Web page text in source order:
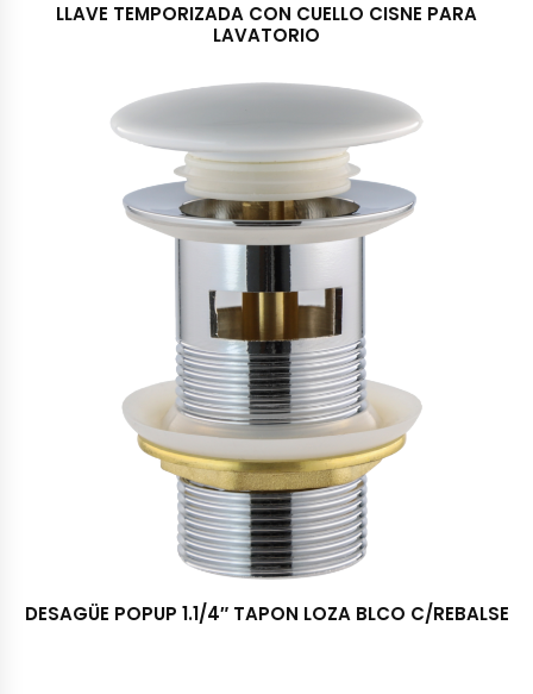
LLAVE TEMPORIZADA CON CUELLO CISNE PARA
LAVATORIO
DESAGÜE POPUP 1.1/4″ TAPON LOZA BLCO C/REBALSE